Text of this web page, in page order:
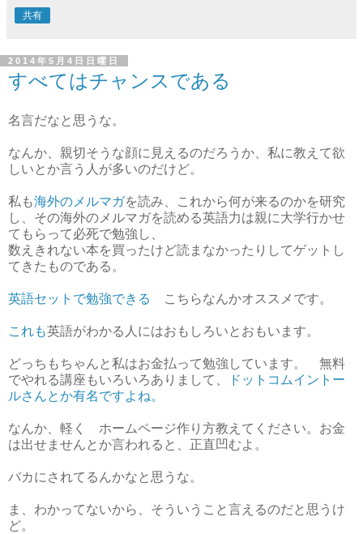
共有
2014年5月4日日曜日
すべてはチャンスである
名言だなと思うな。
なんか、親切そうな顔に見えるのだろうか、私に教えて欲
しいとか言う人が多いのだけど。
私も海外のメルマガを読み、これから何が来るのかを研究
し、その海外のメルマガを読める英語力は親に大学行かせ
てもらって必死で勉強し、
数えきれない本を買ったけど読まなかったりしてゲットし
てきたものである。
英語セットで勉強できる こちらなんかオススメです。
これも英語がわかる人にはおもしろいとおもいます。
どっちもちゃんと私はお金払って勉強しています。 無料
でやれる講座もいろいろありまして、
ドットコムイントー
ルさんとか有名ですよね。
なんか、軽く ホームページ作り方教えてください。お金
は出せませんとか言われると、正直凹むよ。
バカにされてるんかなと思うな。
ま、わかってないから、そういうこと言えるのだと思うけ
ど。